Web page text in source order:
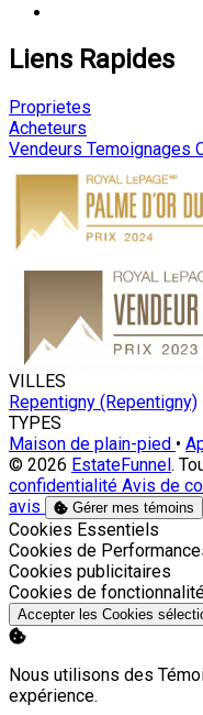
Liens Rapides
Proprietes
Acheteurs
Vendeurs Temoignages
VILLES
Repentigny (Repentigny)
TYPES
Maison de plain-pied •
© 2026 EstateFunnel .
confidentialité Avis de
avis
Gérer mes témoins
Activer
Cookies Essentiels
Activer
Cookies de
Activer
Cookies publicitaires
Activer
Cookies de
Accepter les Cookies
Nous utilisons des
expérience.